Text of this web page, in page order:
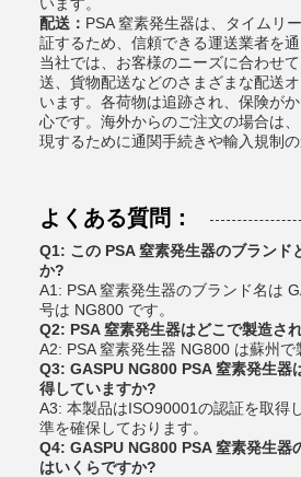
配送： PSA 窒素発生器は、タイムリ
証するため、信頼できる運送業者を通
当社では、お客様のニーズに合わせ
送、貨物配送などのさまざまな配送
います。各荷物は追跡され、保険が
心です。海外からのご注文の場合は
現するために通関手続きや輸入規制の
よくある質問：
Q1: この PSA 窒素発生器のブランド
か?
A1: PSA 窒素発生器のブランド名は
号は NG800 です。
Q2: PSA 窒素発生器はどこで製造さ
A2: PSA 窒素発生器 NG800 は蘇州で
Q3: GASPU NG800 PSA 窒素発生器
得していますか?
A3: 本製品はISO90001の認証を取得
準を確保しております。
Q4: GASPU NG800 PSA 窒素発生器
はいくらですか?